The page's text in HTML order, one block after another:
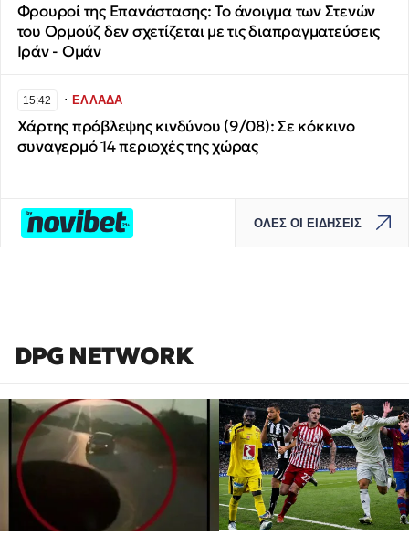
Φρουροί της Επανάστασης: Το άνοιγμα των Στενών
του Ορμούζ δεν σχετίζεται με τις διαπραγματεύσεις
Ιράν - Ομάν
15:42 ∙ΕΛΛΑΔΑ
Χάρτης πρόβλεψης κινδύνου (9/08): Σε κόκκινο
συναγερμό 14 περιοχές της χώρας
ΟΛΕΣ ΟΙ ΕΙΔΗΣΕΙΣ
DPG NETWORK